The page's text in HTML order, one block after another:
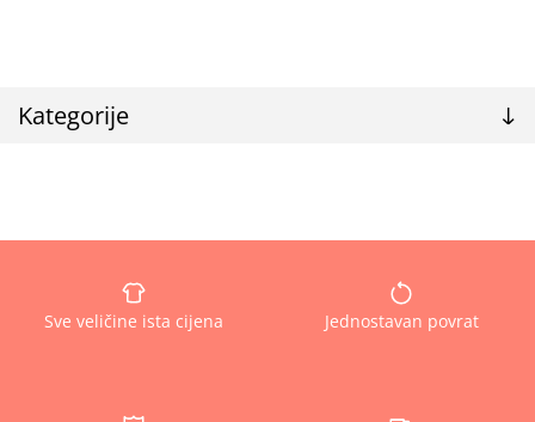
Kategorije
Sve veličine ista cijena Jednostavan povrat